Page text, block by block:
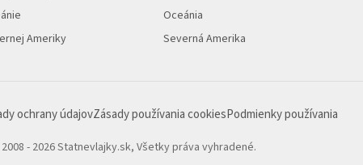
Ameriky
Oceánia
Severná Amerika
ochrany údajovZásady používania cookiesPodmienky používania
- 2026 Statnevlajky.sk, Všetky práva vyhradené.